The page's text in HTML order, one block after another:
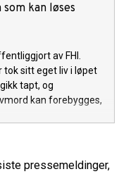
kan løses
av FHI.
tok sitt eget liv i løpet
tapt, og
kan forebygges,
pressemeldinger,